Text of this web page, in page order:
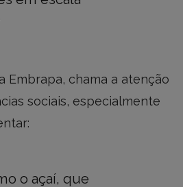
Embrapa, chama a atenção
sociais, especialmente
o açaí, que